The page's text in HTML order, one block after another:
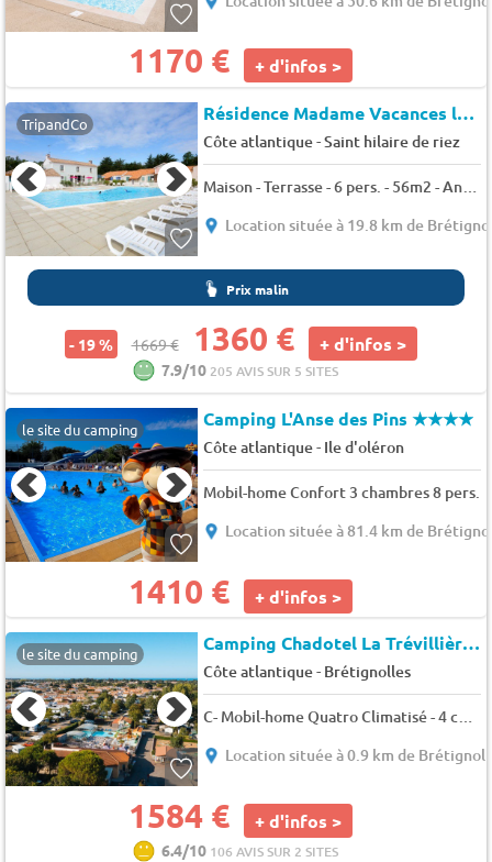
1170 € + d'infos >
TripandCo Résidence Madame Vacances les Mas de Saint Hilaire
Côte atlantique-Saint hilaire de riez
Maison - Terrasse - 6 pers. - 56m2 - Animaux admis
Location située à 19.8 km de
Prix malin
- 19 % 1669 € 1360 € + d'infos >
7.9/10 205 AVIS SUR 5 SITES
le site du camping Camping L'Anse des Pins★★★★
Côte atlantique- Ile d'oléron
Mobil-home Confort 3 chambres 8 pers.
Location située à 81.4 km de
1410 € + d'infos >
le site du camping Camping Chadotel La Trévillière
Côte atlantique- Brétignolles
C- Mobil-home Quatro Climatisé - 4 chambres 10 pers.
Location située à 0.9 km de
1584 € + d'infos >
6.4/10 106 AVIS SUR 2 SITES